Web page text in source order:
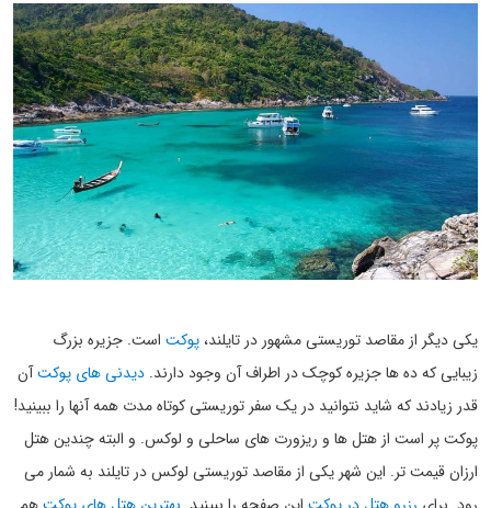
یکی دیگر از مقاصد توریستی مشهور در تایلند،پوکت است. جزیره بزرگ
زیبایی که ده ها جزیره کوچک در اطراف آن وجود دارند. دیدنی های پوکتآن
قدر زیادند که شاید نتوانید در یک سفر توریستی کوتاه مدت همه آنها را ببینید!
پوکت پر است از هتل ها و ریزورت های ساحلی و لوکس. و البته چندین هتل
ارزان قیمت تر. این شهر یکی از مقاصد توریستی لوکس در تایلند به شمار می